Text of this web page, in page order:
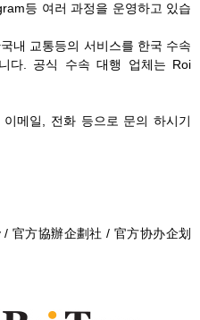
등 여러 과정을 운영하고 있습
내 교통등의 서비스를 한국 수속
다. 공식 수속 대행 업체는 Roi
메일, 전화 등으로 문의 하시기
官方協辦企劃社 / 官方协办企划